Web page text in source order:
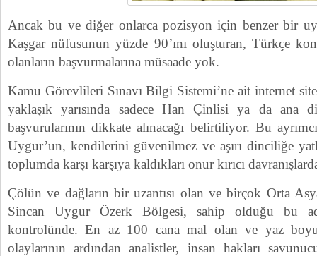
Ancak bu ve diğer onlarca pozisyon için benzer bir
Kaşgar nüfusunun yüzde 90’ını oluşturan, Türkçe
olanların başvurmalarına müsaade yok.
Kamu Görevlileri Sınavı Bilgi Sistemi’ne ait internet
yaklaşık yarısında sadece Han Çinlisi ya da ana
başvurularının dikkate alınacağı belirtiliyor. Bu
Uygur’un, kendilerini güvenilmez ve aşırı dinciliğe
toplumda karşı karşıya kaldıkları onur kırıcı
Çölün ve dağların bir uzantısı olan ve birçok Orta
Sincan Uygur Özerk Bölgesi, sahip olduğu bu
kontrolünde. En az 100 cana mal olan ve yaz
olaylarının ardından analistler, insan hakları